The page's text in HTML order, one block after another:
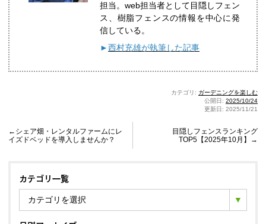
担当。web担当者として目隠しフェン
ス、樹脂フェンスの情報を中心に発
信している。
►西村充雄が執筆した記事
カテゴリ: ガーデニングを楽しむ
公開日: 2025/10/24
更新日: 2025/11/21
←シェア畑・レンタルファームにレ
イズドベッドを導入しませんか？
目隠しフェンスランキング
TOP5【2025年10月】→
カテゴリ一覧
カテゴリを選択